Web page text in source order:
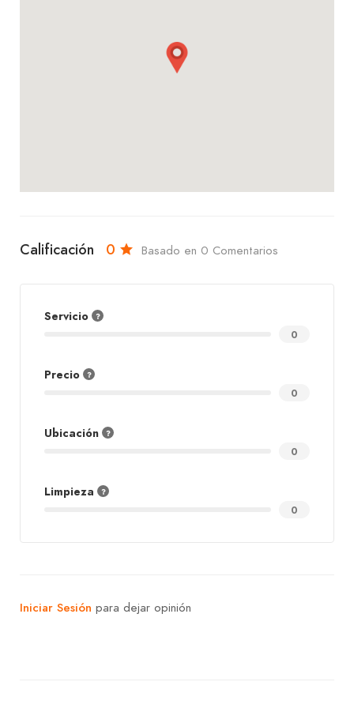
Te invitamos a visitar Pizza Ring. Ya sea que estés
Calificación 0 Basado en 0 Comentarios
Servicio
0
Precio
0
Ubicación
0
Limpieza
0
Iniciar Sesión para dejar opinión